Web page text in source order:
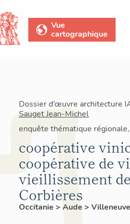
Vue
cartographique
Dossier d’œuvre architecture
Sauget Jean-Michel
enquête thématique
coopérative
coopérative de
vieillissement
Corbières
Occitanie > Aude >